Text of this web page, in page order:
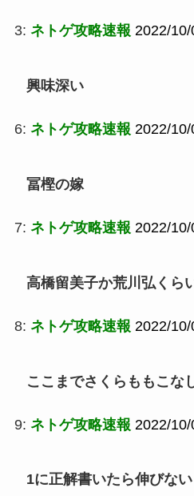
3: ネトゲ攻略速報 2022/
興味深い
6: ネトゲ攻略速報 2022/
冨樫の嫁
7: ネトゲ攻略速報 2022/
高橋留美子か荒川弘くら
8: ネトゲ攻略速報 2022/
ここまでさくらももこな
9: ネトゲ攻略速報 2022/
1に正解書いたら伸びない